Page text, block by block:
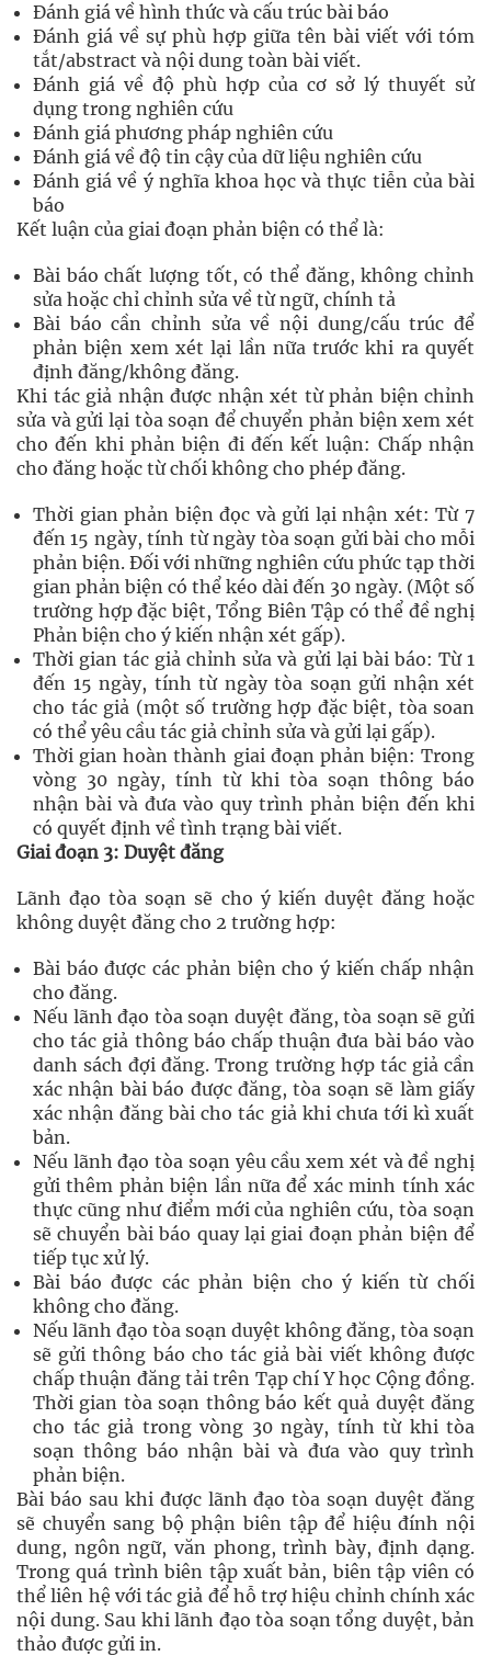
Đánh giá về hình thức và cấu trúc bài báo
Đánh giá về sự phù hợp giữa tên bài viết với tóm
tắt/abstract và nội dung toàn bài viết.
Đánh giá về độ phù hợp của cơ sở lý thuyết sử
dụng trong nghiên cứu
Đánh giá phương pháp nghiên cứu
Đánh giá về độ tin cậy của dữ liệu nghiên cứu
Đánh giá về ý nghĩa khoa học và thực tiễn của bài
báo
Kết luận của giai đoạn phản biện có thể là:
Bài báo chất lượng tốt, có thể đăng, không chỉnh
sửa hoặc chỉ chỉnh sửa về từ ngữ, chính tả
Bài báo cần chỉnh sửa về nội dung/cấu trúc để
phản biện xem xét lại lần nữa trước khi ra quyết
định đăng/không đăng.
Khi tác giả nhận được nhận xét từ phản biện chỉnh
sửa và gửi lại tòa soạn để chuyển phản biện xem xét
cho đến khi phản biện đi đến kết luận: Chấp nhận
cho đăng hoặc từ chối không cho phép đăng.
Thời gian phản biện đọc và gửi lại nhận xét: Từ 7
đến 15 ngày, tính từ ngày tòa soạn gửi bài cho mỗi
phản biện. Đối với những nghiên cứu phức tạp thời
gian phản biện có thể kéo dài đến 30 ngày. (Một số
trường hợp đặc biệt, Tổng Biên Tập có thể đề nghị
Phản biện cho ý kiến nhận xét gấp).
Thời gian tác giả chỉnh sửa và gửi lại bài báo: Từ 1
đến 15 ngày, tính từ ngày tòa soạn gửi nhận xét
cho tác giả (một số trường hợp đặc biệt, tòa soan
có thể yêu cầu tác giả chỉnh sửa và gửi lại gấp).
Thời gian hoàn thành giai đoạn phản biện: Trong
vòng 30 ngày, tính từ khi tòa soạn thông báo
nhận bài và đưa vào quy trình phản biện đến khi
có quyết định về tình trạng bài viết.
Giai đoạn 3: Duyệt đăng
Lãnh đạo tòa soạn sẽ cho ý kiến duyệt đăng hoặc
không duyệt đăng cho 2 trường hợp:
Bài báo được các phản biện cho ý kiến chấp nhận
cho đăng.
Nếu lãnh đạo tòa soạn duyệt đăng, tòa soạn sẽ gửi
cho tác giả thông báo chấp thuận đưa bài báo vào
danh sách đợi đăng. Trong trường hợp tác giả cần
xác nhận bài báo được đăng, tòa soạn sẽ làm giấy
xác nhận đăng bài cho tác giả khi chưa tới kì xuất
bản.
Nếu lãnh đạo tòa soạn yêu cầu xem xét và đề nghị
gửi thêm phản biện lần nữa để xác minh tính xác
thực cũng như điểm mới của nghiên cứu, tòa soạn
sẽ chuyển bài báo quay lại giai đoạn phản biện để
tiếp tục xử lý.
Bài báo được các phản biện cho ý kiến từ chối
không cho đăng.
Nếu lãnh đạo tòa soạn duyệt không đăng, tòa soạn
sẽ gửi thông báo cho tác giả bài viết không được
chấp thuận đăng tải trên Tạp chí Y học Cộng đồng.
Thời gian tòa soạn thông báo kết quả duyệt đăng
cho tác giả trong vòng 30 ngày, tính từ khi tòa
soạn thông báo nhận bài và đưa vào quy trình
phản biện.
Bài báo sau khi được lãnh đạo tòa soạn duyệt đăng
sẽ chuyển sang bộ phận biên tập để hiệu đính nội
dung, ngôn ngữ, văn phong, trình bày, định dạng.
Trong quá trình biên tập xuất bản, biên tập viên có
thể liên hệ với tác giả để hỗ trợ hiệu chỉnh chính xác
nội dung. Sau khi lãnh đạo tòa soạn tổng duyệt, bản
thảo được gửi in.